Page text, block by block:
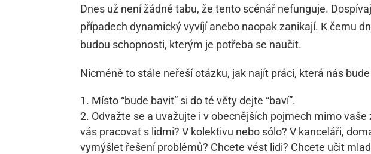
Dnes už není žádné tabu, že tento scénář nefunguje.
případech dynamický vyvíjí anebo naopak zanikají. K čemu
budou schopnosti, kterým je potřeba se naučit.
Nicméně to stále neřeší otázku, jak najít práci, která nás
Místo “bude bavit” si do té věty dejte “baví”.
Odvažte se a uvažujte i v obecnějších pojmech mimo
vás pracovat s lidmi? V kolektivu nebo sólo? V kanceláři,
vymýšlet řešení problémů? Chcete vést lidi? Chcete učit